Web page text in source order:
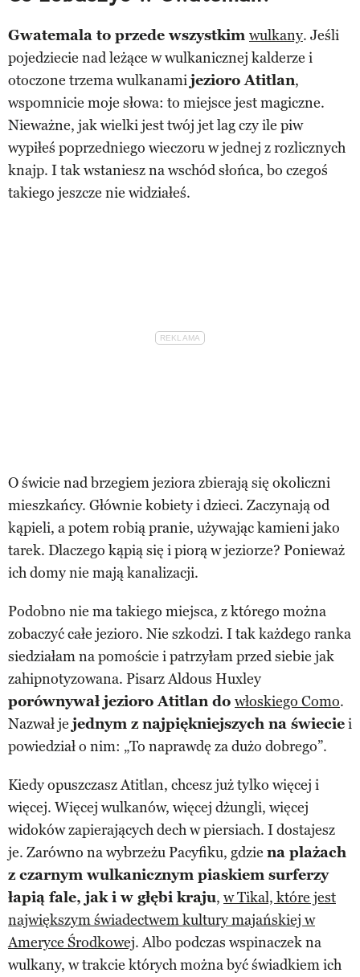
Gwatemala to przede wszystkim wulkany. Jeśli
pojedziecie nad leżące w wulkanicznej kalderze i
otoczone trzema wulkanamijezioro Atitlan,
wspomnicie moje słowa: to miejsce jest magiczne.
Nieważne, jak wielki jest twój jet lag czy ile piw
wypiłeś poprzedniego wieczoru w jednej z rozlicznych
knajp. I tak wstaniesz na wschód słońca, bo czegoś
takiego jeszcze nie widziałeś.
O świcie nad brzegiem jeziora zbierają się okoliczni
mieszkańcy. Głównie kobiety i dzieci. Zaczynają od
kąpieli, a potem robią pranie, używając kamieni jako
tarek. Dlaczego kąpią się i piorą w jeziorze? Ponieważ
ich domy nie mają kanalizacji.
Podobno nie ma takiego miejsca, z którego można
zobaczyć całe jezioro. Nie szkodzi. I tak każdego ranka
siedziałam na pomoście i patrzyłam przed siebie jak
zahipnotyzowana. Pisarz Aldous Huxley
porównywał jezioro Atitlan do włoskiego Como.
Nazwał je jednym z najpiękniejszych na świeciei
powiedział o nim: „To naprawdę za dużo dobrego”.
Kiedy opuszczasz Atitlan, chcesz już tylko więcej i
więcej. Więcej wulkanów, więcej dżungli, więcej
widoków zapierających dech w piersiach. I dostajesz
je. Zarówno na wybrzeżu Pacyfiku, gdzie na plażach
z czarnym wulkanicznym piaskiem surferzy
łapią fale, jak i w głębi kraju, w Tikal, które jest
największym świadectwem kultury majańskiej w
Ameryce Środkowej. Albo podczas wspinaczek na
wulkany, w trakcie których można być świadkiem ich